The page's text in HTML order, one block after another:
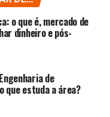
o que é, mercado de
dinheiro e pós-
de
que estuda a área?